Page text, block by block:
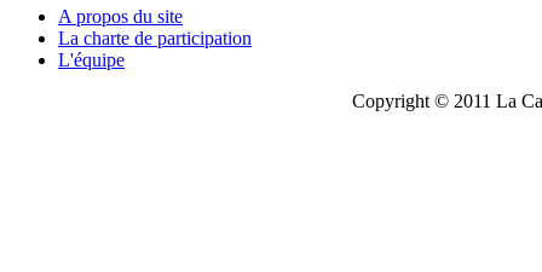
A propos du site
La charte de participation
L'équipe
Copyright © 2011 La